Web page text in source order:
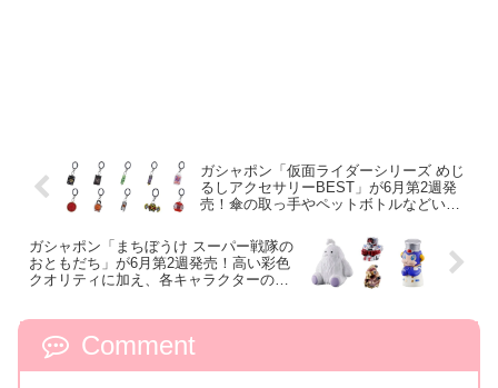
ガシャポン「仮面ライダーシリーズ めじ
るしアクセサリーBEST」が6月第2週発
売！傘の取っ手やペットボトルなどいろ
利なカニカン付きチャーム！
ガシャポン「まちぼうけ スーパー戦隊の
おともだち」が6月第2週発売！高い彩色
クオリティに加え、各キャラクターのら
Comment